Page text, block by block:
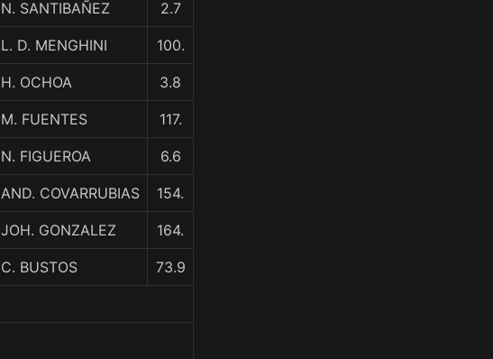
N. SANTIBAÑEZ 2.7
L. D. MENGHINI 100.
H. OCHOA 3.8
M. FUENTES 117.
N. FIGUEROA 6.6
AND. COVARRUBIAS 154.
JOH. GONZALEZ 164.
C. BUSTOS 73.9